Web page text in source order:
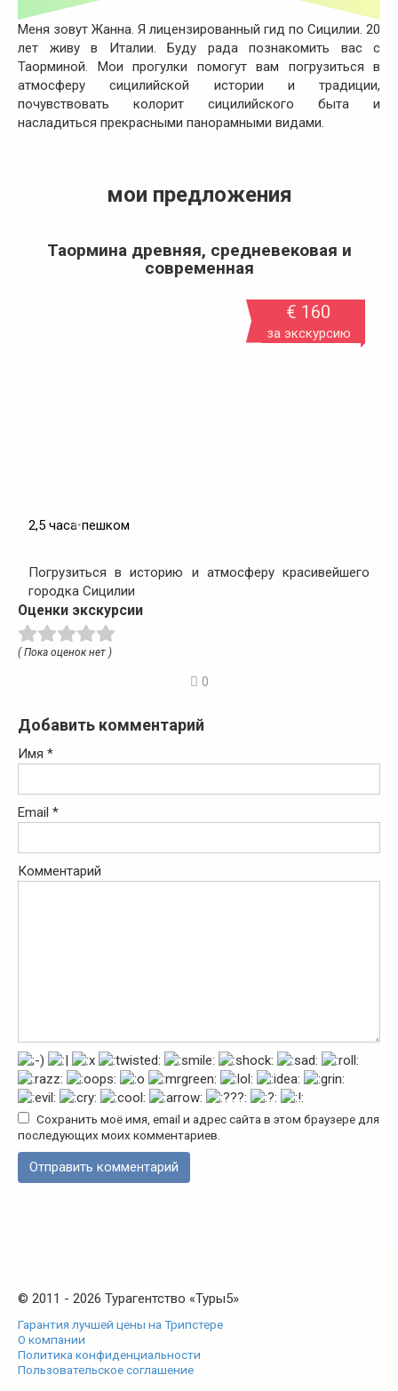
Mеня зовут Жанна. Я лицензированный гид по Сицилии. 20
лет живу в Италии. Буду рада познакомить вас с
Таорминой. Мои прогулки помогут вам погрузиться в
атмосферу сицилийской истории и традиции,
почувствовать колорит сицилийского быта и
насладиться прекрасными панорамными видами.
мои предложения
Таормина древняя, средневековая и
современная
€ 160
за экскурсию
2,5 часа•пешком
Погрузиться в историю и атмосферу красивейшего
городка Сицилии
Оценки экскурсии
( Пока оценок нет )
0
Добавить комментарий
Имя *
Email *
Комментарий
Сохранить моё имя, email и адрес сайта в этом браузере для
последующих моих комментариев.
© 2011 - 2026 Турагентство «Туры5»
Гарантия лучшей цены на Трипстере
О компании
Политика конфиденциальности
Пользовательское соглашение